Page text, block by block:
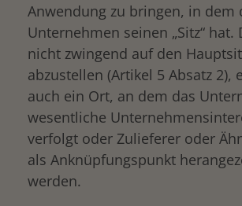
Anwendung zu bringen, in dem
Unternehmen seinen „Sitz“ hat.
nicht zwingend auf den
abzustellen (Artikel 5 Absatz 2),
auch ein Ort, an dem das
wesentliche
verfolgt oder Zulieferer oder
als Anknüpfungspunkt
werden.